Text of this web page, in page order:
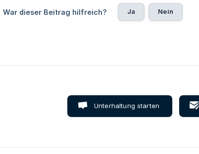
War dieser Beitrag hilfreich? Ja Nein
Unterhaltung starten